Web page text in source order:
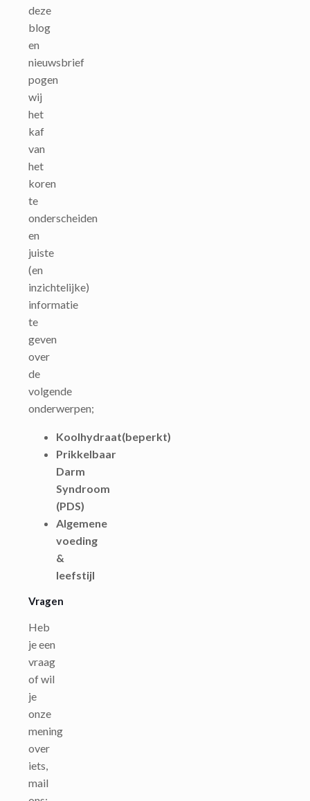
deze
blog
en
nieuwsbrief
pogen
wij
het
kaf
van
het
koren
te
onderscheiden
en
juiste
(en
inzichtelijke)
informatie
te
geven
over
de
volgende
onderwerpen;
Koolhydraat(beperkt)
Prikkelbaar
Darm
Syndroom
(PDS)
Algemene
voeding
&
leefstijl
Vragen
Heb
je een
vraag
of wil
je
onze
mening
over
iets,
mail